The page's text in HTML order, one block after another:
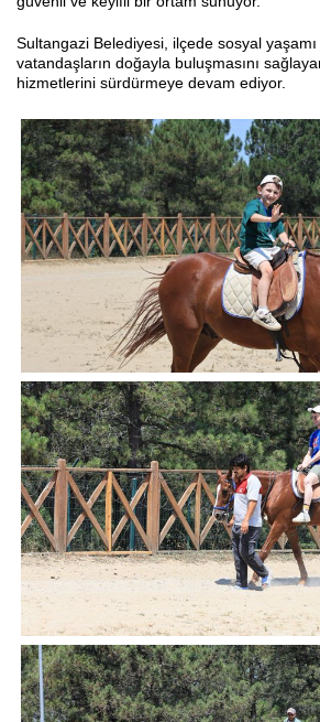
Sultangazi Belediyesi, ilçede sosyal
vatandaşların doğayla buluşmasını
hizmetlerini sürdürmeye devam ediyor.